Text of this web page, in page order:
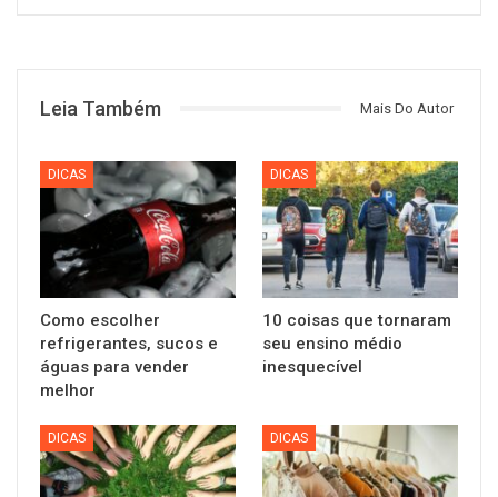
Leia Também Mais Do Autor
DICAS
Como escolher
refrigerantes, sucos e
águas para vender
melhor
DICAS
10 coisas que tornaram
seu ensino médio
inesquecível
DICAS DICAS